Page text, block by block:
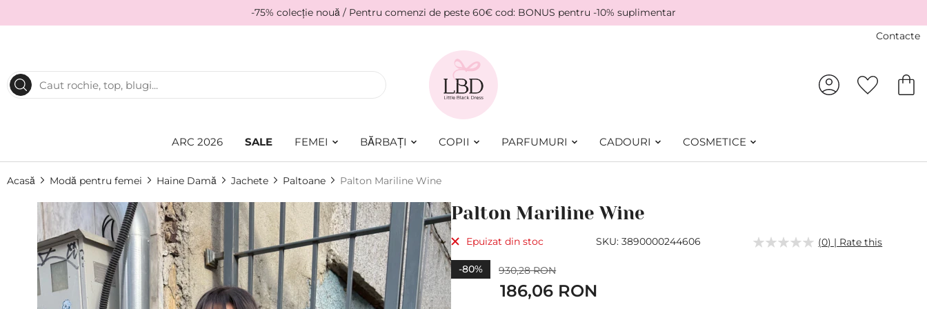
-75% colecție nouă / Pentru comenzi de peste 60€ cod: BONUS pentru -10% suplimentar
Contacte
ARC 2026 SALE FEMEI BĂRBAȚI COPII PARFUMURI CADOURI COSMETICE
Acasă Modă pentru femei Haine Damă Jachete Paltoane Palton Mariline Wine
Skip
to
the
end
of
the
images
Palton Mariline Wine
Epuizat din stoc SKU 3890000244606 (0) | Rate this
-80%
Pret
special
186,06 RON
930,28 RON